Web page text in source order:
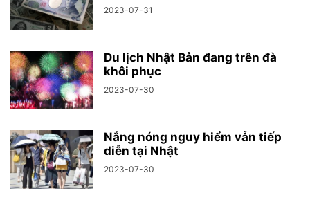
2023-07-31
Du lịch Nhật Bản đang trên đà
khôi phục
2023-07-30
Nắng nóng nguy hiểm vẫn tiếp
diễn tại Nhật
2023-07-30